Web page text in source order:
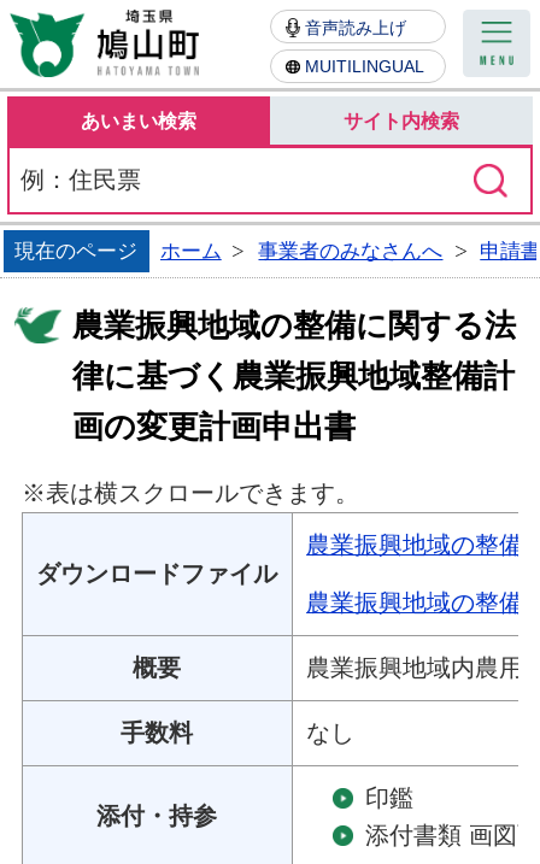
鳩山町
音声読み上げ
MUITILINGUAL
あいまい検索 サイト内検索
現在のページ ホーム 事業者のみなさんへ 申請
農業振興地域の整備に関する法
律に基づく農業振興地域整備計
画の変更計画申出書
※表は横スクロールできます。
ダウンロードファイル
農業振興地域の整備
農業振興地域の整備
概要 農業振興地域内農用
手数料 なし
添付・持参
印鑑
添付書類 画図